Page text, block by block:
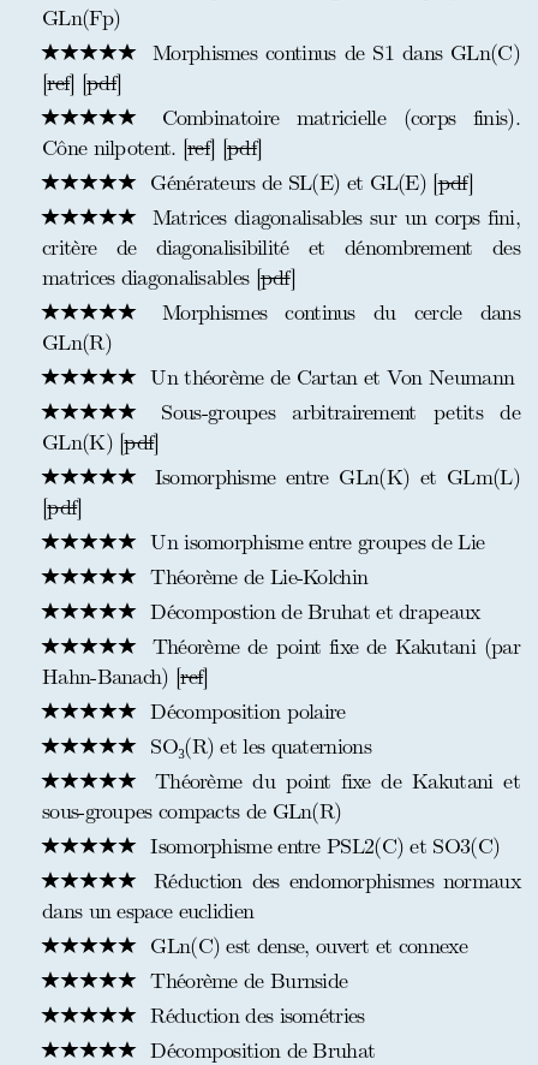
GLn(Fp)
Morphismes continus de S1 dans GLn(C)
[ref] [pdf]
Combinatoire matricielle (corps finis).
Cône nilpotent. [ref] [pdf]
Générateurs de SL(E) et GL(E) [pdf]
Matrices diagonalisables sur un corps fini,
critère de diagonalisibilité et dénombrement des
matrices diagonalisables [pdf]
Morphismes continus du cercle dans
GLn(R)
Un théorème de Cartan et Von Neumann
Sous-groupes arbitrairement petits de
GLn(K) [pdf]
Isomorphisme entre GLn(K) et GLm(L)
[pdf]
Un isomorphisme entre groupes de Lie
Théorème de Lie-Kolchin
Décompostion de Bruhat et drapeaux
Théorème de point fixe de Kakutani (par
Hahn-Banach) [ref]
Décomposition polaire
SO₃(R) et les quaternions
Théorème du point fixe de Kakutani et
sous-groupes compacts de GLn(R)
Isomorphisme entre PSL2(C) et SO3(C)
Réduction des endomorphismes normaux
dans un espace euclidien
GLn(C) est dense, ouvert et connexe
Théorème de Burnside
Réduction des isométries
Décomposition de Bruhat